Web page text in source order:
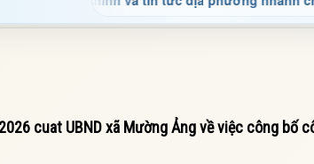
cuat UBND xã Mường Ảng về việc công